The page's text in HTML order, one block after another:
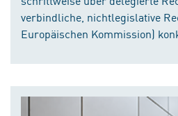
verbindliche, nichtlegislative
Europäischen Kommission)